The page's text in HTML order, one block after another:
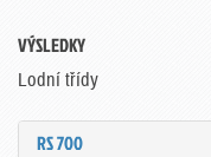
VÝSLEDKY
Lodní třídy
RS 700